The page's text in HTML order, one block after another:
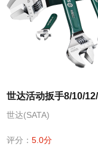
世达(SATA)
评分： 5.0分